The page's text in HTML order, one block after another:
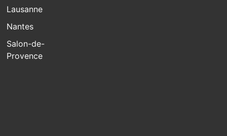
Lausanne
Nantes
Salon-de-
Provence